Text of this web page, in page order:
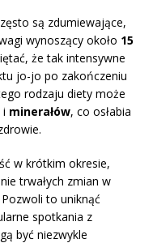
są zdumiewające,
wynoszący około 15
że tak intensywne
jo-jo po zakończeniu
rodzaju diety może
i minerałów, co osłabia
w krótkim okresie,
trwałych zmian w
to uniknąć
spotkania z
być niezwykle